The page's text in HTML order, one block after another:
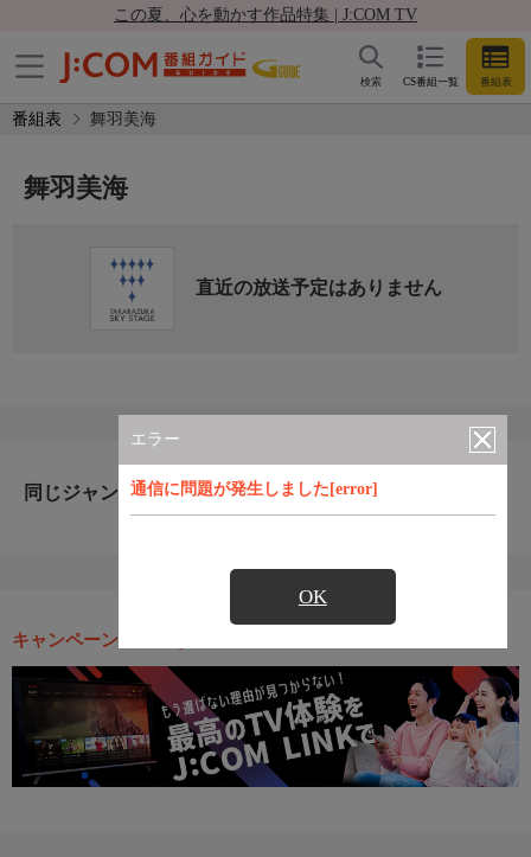
この夏、心を動かす作品特集 | J:COM TV
CS番組一覧 番組表
検索
番組表 舞羽美海
エラー
通信に問題が発生しました[error]
OK
舞羽美海
直近の放送予定はありません
同じジャンルのおすすめ番組
キャンペーン・お得な情報